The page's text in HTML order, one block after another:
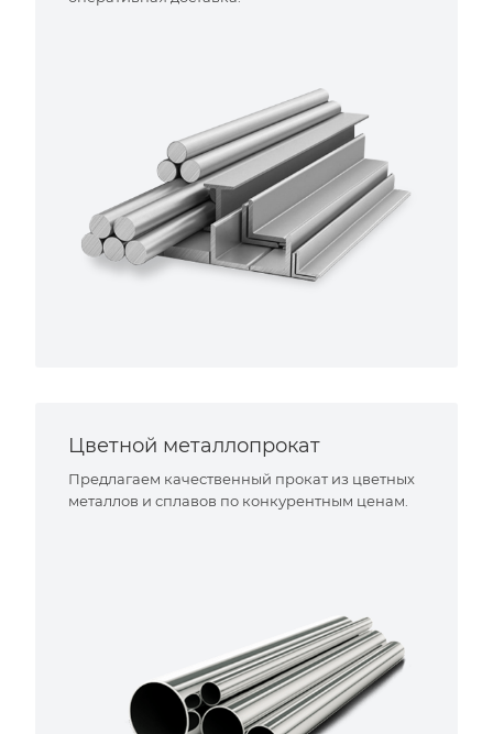
Цветной металлопрокат
Предлагаем качественный прокат из цветных
металлов и сплавов по конкурентным ценам.